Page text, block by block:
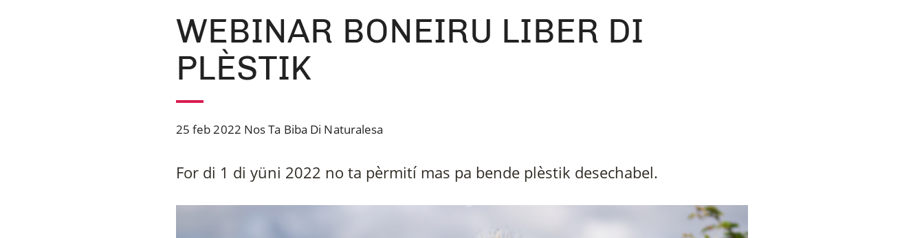
WEBINAR BONEIRU LIBER DI
PLÈSTIK
25 feb 2022 Nos Ta Biba Di Naturalesa
For di 1 di yüni 2022 no ta pèrmití mas pa bende plèstik desechabel.